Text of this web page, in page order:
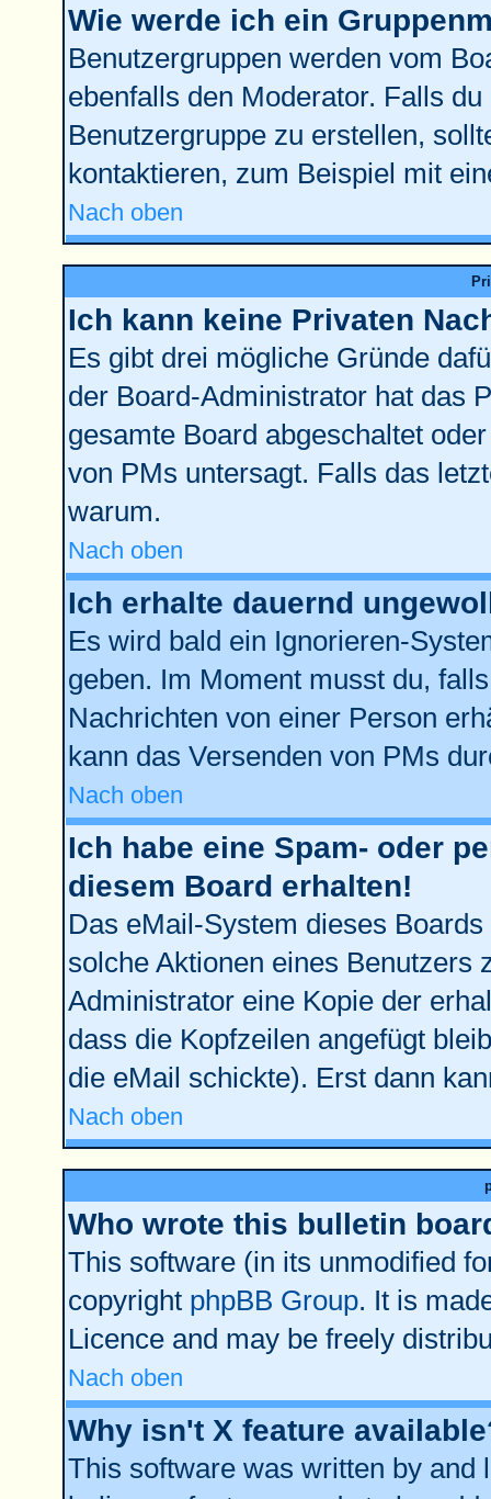
Wie werde ich ein
Benutzergruppen werden vom
ebenfalls den Moderator. Falls
Benutzergruppe zu erstellen,
kontaktieren, zum Beispiel mit
Nach oben
Ich kann keine Privaten
Es gibt drei mögliche Gründe
der Board-Administrator hat das
gesamte Board abgeschaltet
von PMs untersagt. Falls das
warum.
Nach oben
Ich erhalte dauernd
Es wird bald ein Ignorieren-
geben. Im Moment musst du,
Nachrichten von einer Person
kann das Versenden von PMs
Nach oben
Ich habe eine Spam- oder
diesem Board erhalten!
Das eMail-System dieses
solche Aktionen eines Benutzers
Administrator eine Kopie der
dass die Kopfzeilen angefügt
die eMail schickte). Erst dann
Nach oben
Who wrote this bulletin
This software (in its unmodified
copyright phpBB Group. It is
Licence and may be freely
Nach oben
Why isn't X feature
This software was written by and